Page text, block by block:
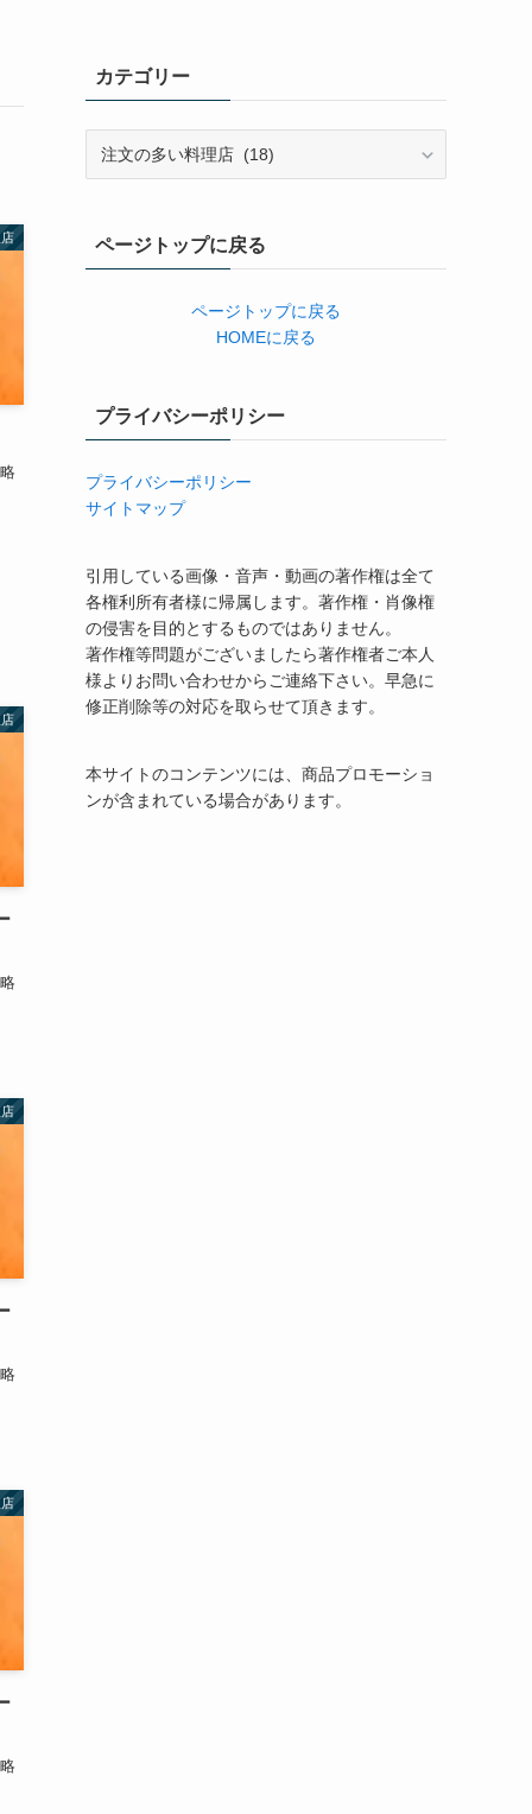
カテゴリー
ーページトップに戻る
ページトップに戻る
HOMEに戻る
プライバシーポリシー
プライバシーポリシー
サイトマップ
引用している画像・音声・動画の著作権は全て
各権利所有者様に帰属します。著作権・肖像権
の侵害を目的とするものではありません。
著作権等問題がございましたら著作権者ご本人
様よりお問い合わせからご連絡下さい。早急に
修正削除等の対応を取らせて頂きます。
本サイトのコンテンツには、商品プロモーショ
ンが含まれている場合があります。